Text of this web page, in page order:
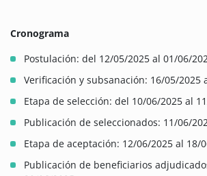
Cronograma
Postulación: del 12/05/2025 al 01/06/
Verificación y subsanación: 16/05/2025
Etapa de selección: del 10/06/2025 al
Publicación de seleccionados: 11/06/
Etapa de aceptación: 12/06/2025 al 18/
Publicación de beneficiarios